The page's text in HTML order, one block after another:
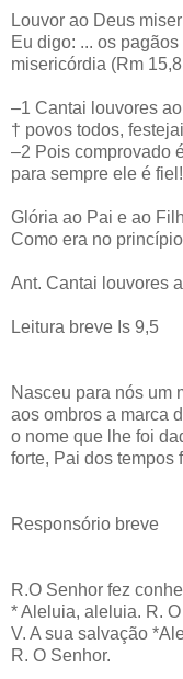
Louvor ao Deus
Eu digo: ... os
misericórdia (Rm
–1 Cantai louvores
† povos todos,
–2 Pois comprovado
para sempre ele é fiel!
Glória ao Pai e ao
Como era no
Ant. Cantai louvores
Leitura breve Is 9,5
Nasceu para nós um
aos ombros a marca
o nome que lhe foi
forte, Pai dos tempos
Responsório breve
R.O Senhor fez
* Aleluia, aleluia. R.
V. A sua salvação
R. O Senhor.